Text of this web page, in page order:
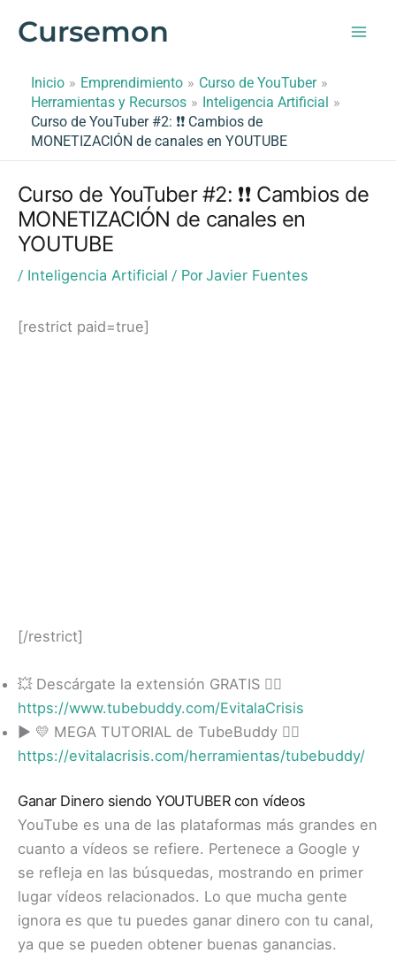
Cursemon
Inicio Emprendimiento
Curso de YouTuber
Herramientas y Recursos
Inteligencia Artificial
Curso de YouTuber #2: ❗️❗️ Cambios de
MONETIZACIÓN de canales en YOUTUBE
Curso de YouTuber #2: ❗️❗️ Cambios de
MONETIZACIÓN de canales en
YOUTUBE
/ Inteligencia Artificial / PorJavier Fuentes
[restrict paid=true]
[/restrict]
💥 Descárgate la extensión GRATIS 👉🏻
https://www.tubebuddy.com/EvitalaCrisis
► 💛 MEGA TUTORIAL de TubeBuddy 👉🏻
https://evitalacrisis.com/herramientas/tubebuddy/
Ganar Dinero siendo YOUTUBER con vídeos
YouTube es una de las plataformas más grandes en
cuanto a vídeos se refiere. Pertenece a Google y
se refleja en las búsquedas, mostrando en primer
lugar vídeos relacionados. Lo que mucha gente
ignora es que tu puedes ganar dinero con tu canal,
ya que se pueden obtener buenas ganancias.